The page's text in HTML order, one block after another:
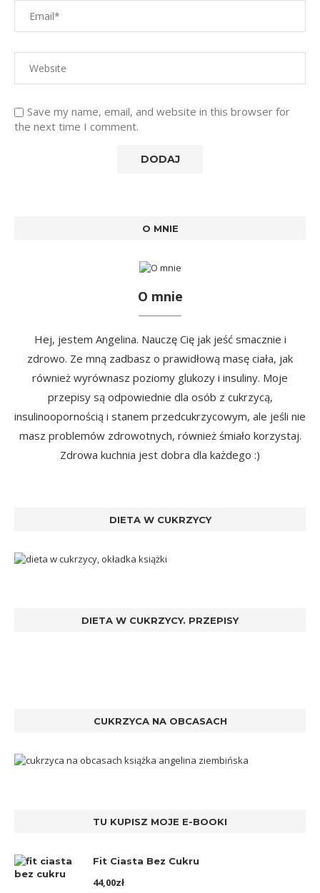
Save my name, email, and website in this browser for
the next time I comment.
O MNIE
O mnie
Hej, jestem Angelina. Nauczę Cię jak jeść smacznie i
zdrowo. Ze mną zadbasz o prawidłową masę ciała, jak
również wyrównasz poziomy glukozy i insuliny. Moje
przepisy są odpowiednie dla osób z cukrzycą,
insulinoopornością i stanem przedcukrzycowym, ale jeśli nie
masz problemów zdrowotnych, również śmiało korzystaj.
Zdrowa kuchnia jest dobra dla każdego :)
DIETA W CUKRZYCY
DIETA W CUKRZYCY. PRZEPISY
CUKRZYCA NA OBCASACH
TU KUPISZ MOJE E-BOOKI
Fit Ciasta Bez Cukru
44,00zł